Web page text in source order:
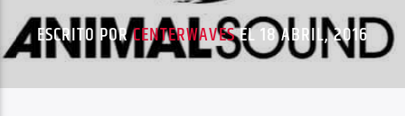
ESCRITO PORCENTERWAVESEL 18 ABRIL, 2016